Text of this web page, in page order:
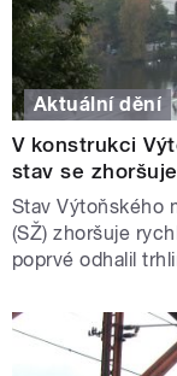
Aktuální dění
V konstrukci
stav se
Stav Výtoňského
(SŽ) zhoršuje
poprvé odhalil